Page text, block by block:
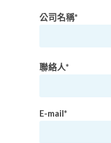
公司名稱*
聯絡人*
E-mail*